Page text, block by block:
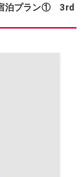
泊プラン① 3rd